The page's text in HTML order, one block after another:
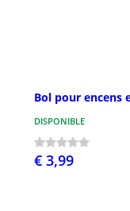
Bol pour encens
DISPONIBLE
€ 3,99